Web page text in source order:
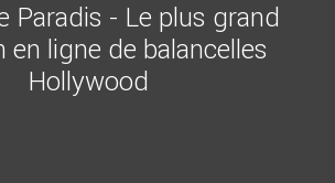
Paradis - Le plus grand
en ligne de balancelles
Hollywood